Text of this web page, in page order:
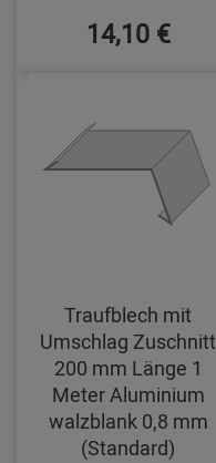
14,10 €
Traufblech mit
Umschlag Zuschnitt
200 mm Länge 1
Meter Aluminium
walzblank 0,8 mm
(Standard)